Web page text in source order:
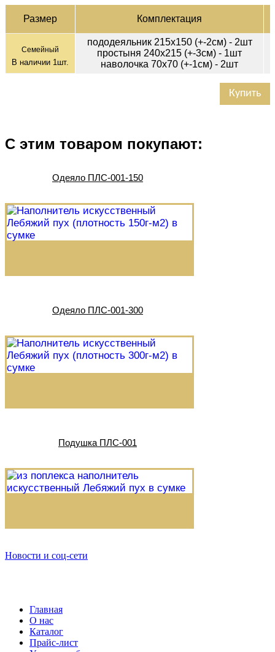
Раз­мер Ком­плек­тация
Семейный
В наличии 1шт.
пододеяльник 215х150 (+-2см) - 2шт
простыня 240х215 (+-3см) - 1шт
наволочка 70х70 (+-1см) - 2шт
Купить
С этим товаром покупают:
Одеяло ПЛС-001-150
Одеяло ПЛС-001-300
Подушка ПЛС-001
Новости и соц-сети
Главная
О нас
Каталог
Прайс-лист